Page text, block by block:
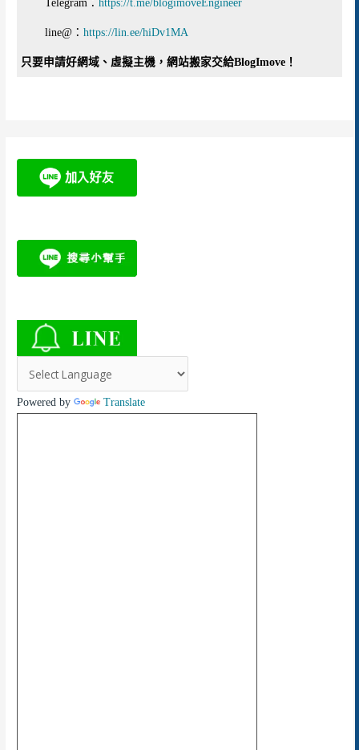
Telegram：https://t.me/blogimoveEngineer
line@：https://lin.ee/hiDv1MA
只要申請好網域、虛擬主機，網站搬家交給BlogImove！
Powered by Translate